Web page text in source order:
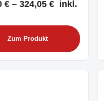
€ – 324,05 € inkl.
Zum Produkt